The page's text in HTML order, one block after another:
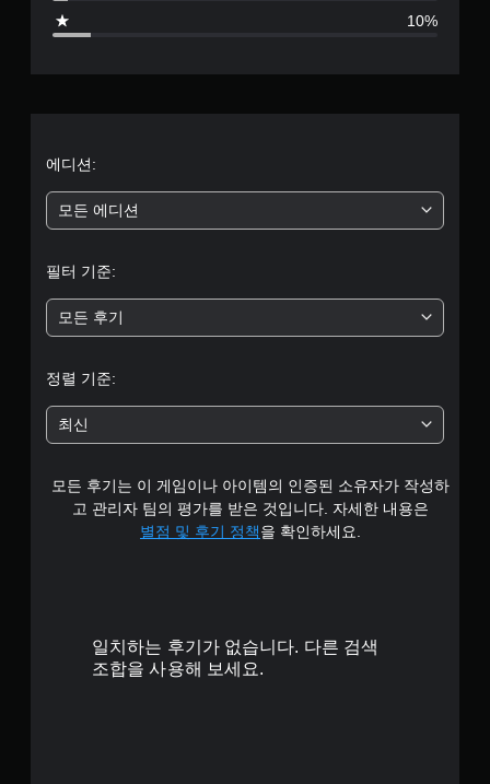
별
터
개
별
평
균
4
10%
에디션:
모든 에디션
필터 기준:
모든 후기
정렬 기준:
최신
모든 후기는 이 게임이나 아이템의 인증된 소유자가 작성하
고 관리자 팀의 평가를 받은 것입니다. 자세한 내용은
별점 및 후기 정책을 확인하세요.
일치하는 후기가 없습니다. 다른 검색
조합을 사용해 보세요.